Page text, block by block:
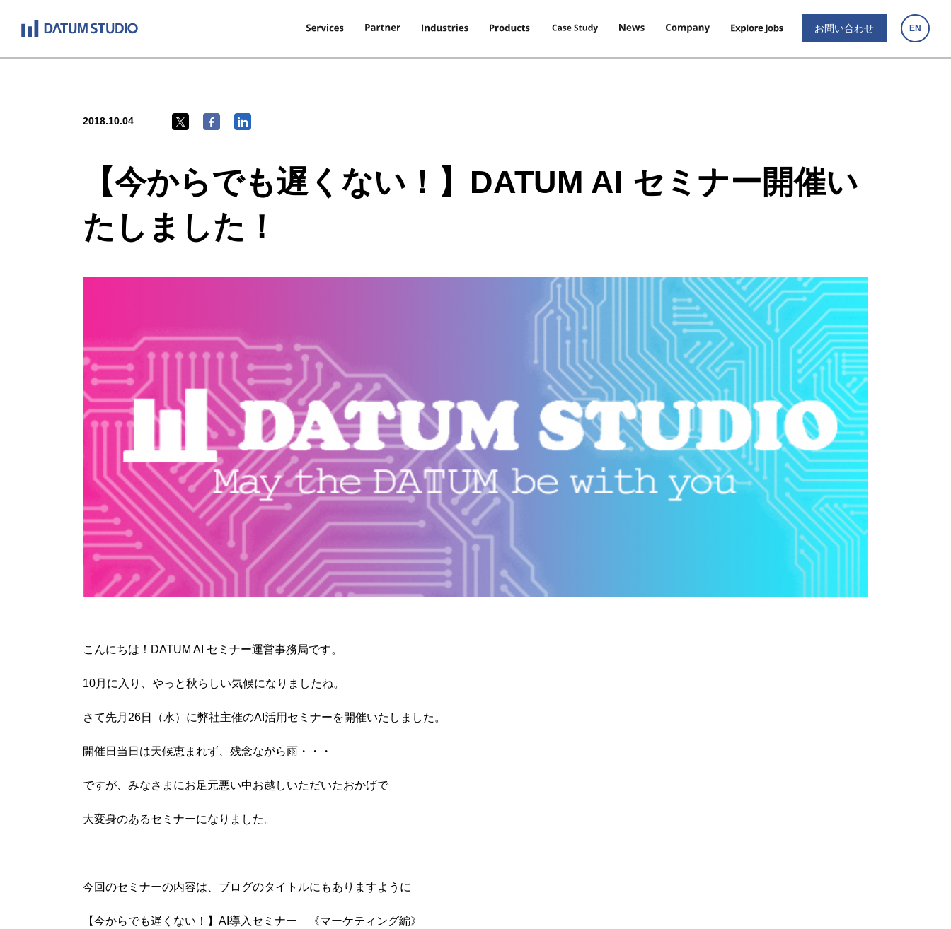
お問い合わせ EN
2018.10.04
【今からでも遅くない！】DATUM AI セミナー開催い
たしました！
こんにちは！ DATUM AI セミナー運営事務局です。
10月に入り、やっと秋らしい気候になりましたね。
さて先月 26日（水）に弊社主催のAI活用セミナーを開催いたしました。
開催日当日は天候恵まれず、残念ながら雨・・・
ですが、みなさまにお足元悪い中お越しいただいたおかげで
大変身のあるセミナーになりました。
今回のセミナーの内容は、ブログのタイトルにもありますように
【今からでも遅くない！】AI導入セミナー 《マーケティング編》